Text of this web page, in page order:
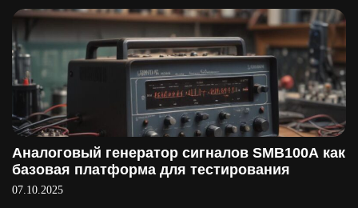
Аналоговый генератор сигналов SMB100A как
базовая платформа для тестирования
07.10.2025